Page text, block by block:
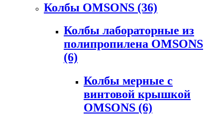
Колбы OMSONS (36)
Колбы лабораторные из
полипропилена OMSONS
(6)
Колбы мерные с
винтовой крышкой
OMSONS (6)